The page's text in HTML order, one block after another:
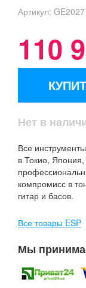
Артикул: GE2027
110
Нет в
Все
в Токио,
компромисс в
гитар и басов.
Все товары ESP
Мы